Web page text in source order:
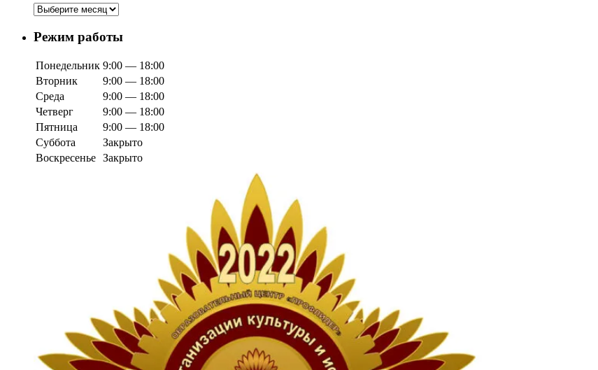
Архивы
Режим работы
Понедельник 9:00 — 18:00
Вторник
9:00 — 18:00
Среда
9:00 — 18:00
Четверг
9:00 — 18:00
Пятница
9:00 — 18:00
Суббота
Закрыто
Воскресенье Закрыто